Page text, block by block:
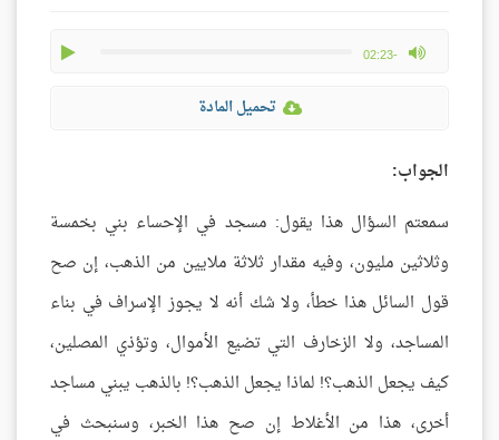
-02:23
max volume
تحميل المادة
الجواب:
سمعتم السؤال هذا يقول: مسجد في الإحساء بني بخمسة
وثلاثين مليون، وفيه مقدار ثلاثة ملايين من الذهب، إن صح
قول السائل هذا خطأ، ولا شك أنه لا يجوز الإسراف في بناء
المساجد، ولا الزخارف التي تضيع الأموال، وتؤذي المصلين،
كيف يجعل الذهب؟! لماذا يجعل الذهب؟! بالذهب يبني مساجد
أخرى، هذا من الأغلاط إن صح هذا الخبر، وسنبحث في